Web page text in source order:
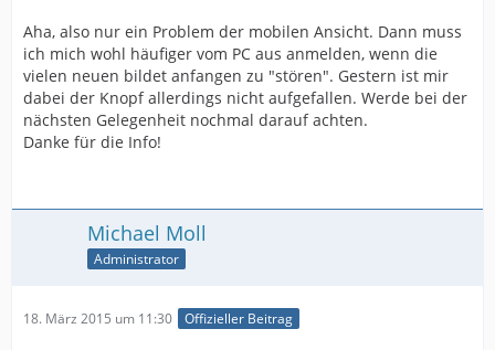
Aha, also nur ein Problem der mobilen Ansicht. Dann muss
ich mich wohl häufiger vom PC aus anmelden, wenn die
vielen neuen bildet anfangen zu "stören". Gestern ist mir
dabei der Knopf allerdings nicht aufgefallen. Werde bei der
nächsten Gelegenheit nochmal darauf achten.
Danke für die Info!
Michael Moll
Administrator
18. März 2015 um 11:30 Offizieller Beitrag